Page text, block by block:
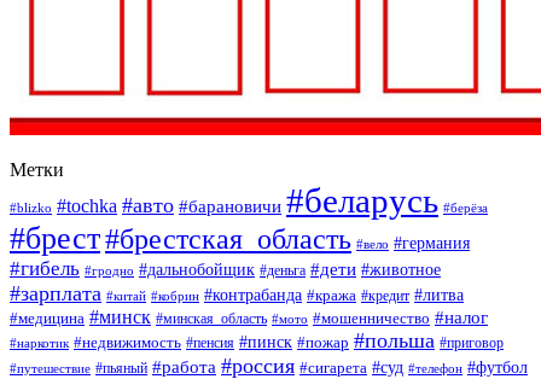
Метки
#blizko #tochka #авто #барановичи #беларусь #берёза
#брест#брестская_область #вело #германия
#гибель #гродно #дальнобойщик #деньга #дети #животное
#зарплата #китай #кобрин #контрабанда #кража #кредит #литва
#медицина #минск #минская_область #мото #мошенничество #налог
#наркотик #недвижимость #пенсия #пинск #пожар #польша #приговор
#путешествие #пьяный #работа #россия #сигарета #суд #телефон #футбол